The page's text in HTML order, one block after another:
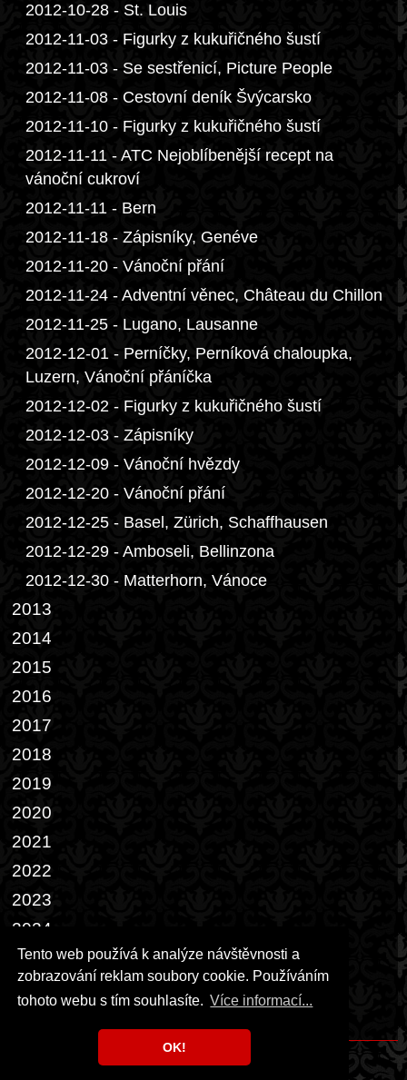
Tento web používá k analýze návštěvnosti a
zobrazování reklam soubory cookie. Používáním
tohoto webu s tím souhlasíte. Více informací...
OK!
2012-10-28 - St. Louis
2012-11-03 - Figurky z kukuřičného šustí
2012-11-03 - Se sestřenicí, Picture People
2012-11-08 - Cestovní deník Švýcarsko
2012-11-10 - Figurky z kukuřičného šustí
2012-11-11 - ATC Nejoblíbenější recept na
vánoční cukroví
2012-11-11 - Bern
2012-11-18 - Zápisníky, Genéve
2012-11-20 - Vánoční přání
2012-11-24 - Adventní věnec, Château du Chillon
2012-11-25 - Lugano, Lausanne
2012-12-01 - Perníčky, Perníková chaloupka,
Luzern, Vánoční přáníčka
2012-12-02 - Figurky z kukuřičného šustí
2012-12-03 - Zápisníky
2012-12-09 - Vánoční hvězdy
2012-12-20 - Vánoční přání
2012-12-25 - Basel, Zürich, Schaffhausen
2012-12-29 - Amboseli, Bellinzona
2012-12-30 - Matterhorn, Vánoce
2013
2014
2015
2016
2017
2018
2019
2020
2021
2022
2023
2024
2025
2026
Copyright © 1999 - 2026 Milka